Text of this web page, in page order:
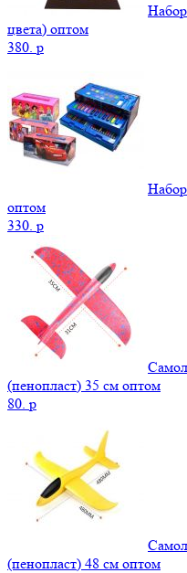
цвета) оптом
380. p
оптом
330. p
(пенопласт) 35 см оптом
80. p
(пенопласт) 48 см оптом